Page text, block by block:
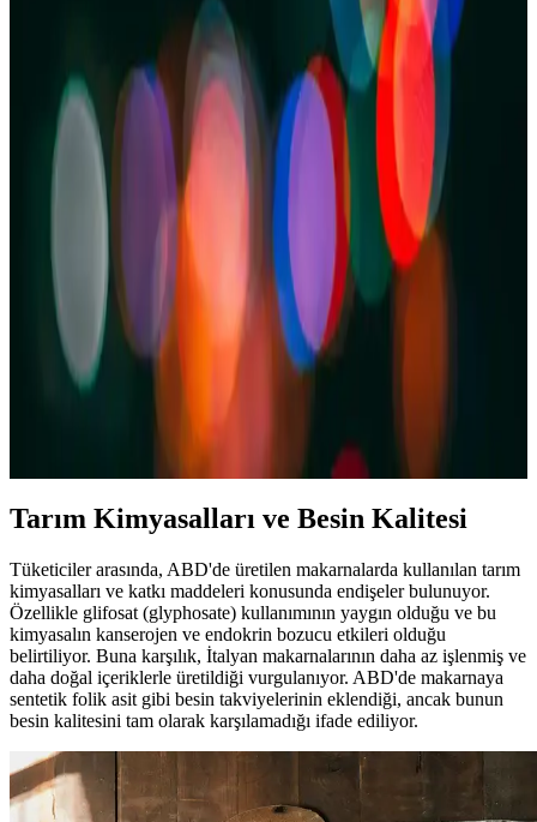
Evde Pratik ve Lezzetli Pesto Soslu Makarna Tarifi
Evde pesto soslu makarna yapımı, taze fesleğen ve kaliteli
malzemelerle hazırlanan pratik ve ekonomik bir yemektir. Adımlar
detaylı anlatılarak, lezzetli ve sağlıklı bir tarif sunuluyor.
Pesto Soslu Makarna Tarifi: Lezzetli ve Pratik Bir
İtalyan Yemeği
Fesleğen, parmesan ve fıstıkla hazırlanan pesto soslu makarna,
pratik ve lezzetli bir yemek seçeneği sunar. Taze malzemelerle evde
kolayca yapabilir, farklı tariflerle zenginleştirebilirsiniz.
Knorr Bardak Makarna: Hızlı ve Pratik Çözümlerle
Lezzetli Yemek Alternatifi
Zamanı kısıtlı olanlar için ideal, hızlı ve lezzetli knorr bardak
seçenekleriyle her ortamda tüketebilirsiniz.
Tarım Kimyasalları ve Besin Kalitesi
Tüketiciler arasında, ABD'de üretilen makarnalarda kullanılan tarım
kimyasalları ve katkı maddeleri konusunda endişeler bulunuyor.
Özellikle glifosat (glyphosate) kullanımının yaygın olduğu ve bu
kimyasalın kanserojen ve endokrin bozucu etkileri olduğu
belirtiliyor. Buna karşılık, İtalyan makarnalarının daha az işlenmiş ve
daha doğal içeriklerle üretildiği vurgulanıyor. ABD'de makarnaya
sentetik folik asit gibi besin takviyelerinin eklendiği, ancak bunun
besin kalitesini tam olarak karşılamadığı ifade ediliyor.